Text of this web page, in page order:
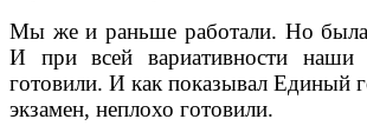
Мы же и раньше работали. Но была
И при всей вариативности наши
готовили. И как показывал Единый
экзамен, неплохо готовили.